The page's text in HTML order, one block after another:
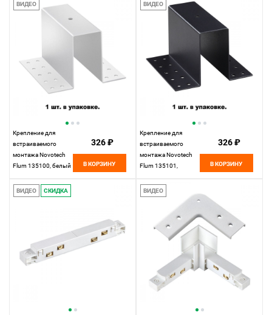
ВИДЕО
Крепление для
встраиваемого
монтажа Novotech
Flum 135100, белый
326 ₽
В КОРЗИНУ
ВИДЕО
Крепление для
встраиваемого
монтажа Novotech
Flum 135101,
326 ₽
В КОРЗИНУ
ВИДЕО СКИДКА ВИДЕО